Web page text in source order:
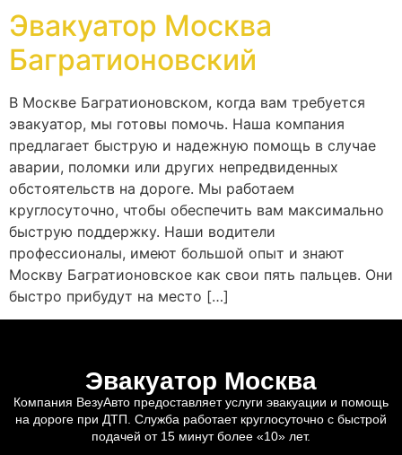
Эвакуатор Москва
Багратионовский
В Москве Багратионовском, когда вам требуется
эвакуатор, мы готовы помочь. Наша компания
предлагает быструю и надежную помощь в случае
аварии, поломки или других непредвиденных
обстоятельств на дороге. Мы работаем
круглосуточно, чтобы обеспечить вам максимально
быструю поддержку. Наши водители
профессионалы, имеют большой опыт и знают
Москву Багратионовское как свои пять пальцев. Они
быстро прибудут на место […]
Эвакуатор Москва
Компания ВезуАвто предоставляет услуги эвакуации и помощь
на дороге при ДТП. Служба работает круглосуточно с быстрой
подачей от 15 минут более «10» лет.